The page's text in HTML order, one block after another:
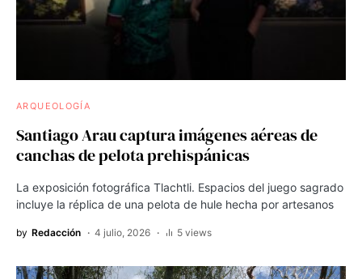
ARQUEOLOGÍA
Santiago Arau captura imágenes aéreas de
canchas de pelota prehispánicas
La exposición fotográfica Tlachtli. Espacios del juego sagrado
incluye la réplica de una pelota de hule hecha por artesanos
by Redacción 4 julio, 2026 5 views